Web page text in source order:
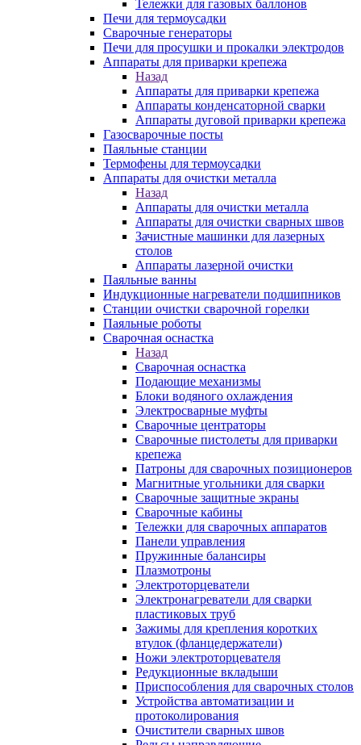
Тележки для газовых баллонов
Печи для термоусадки
Сварочные генераторы
Печи для просушки и прокалки электродов
Аппараты для приварки крепежа
Назад
Аппараты для приварки крепежа
Аппараты конденсаторной сварки
Аппараты дуговой приварки крепежа
Газосварочные посты
Паяльные станции
Термофены для термоусадки
Аппараты для очистки металла
Назад
Аппараты для очистки металла
Аппараты для очистки сварных швов
Зачистные машинки для лазерных
столов
Аппараты лазерной очистки
Паяльные ванны
Индукционные нагреватели подшипников
Станции очистки сварочной горелки
Паяльные роботы
Сварочная оснастка
Назад
Сварочная оснастка
Подающие механизмы
Блоки водяного охлаждения
Электросварные муфты
Сварочные центраторы
Сварочные пистолеты для приварки
крепежа
Патроны для сварочных позиционеров
Магнитные угольники для сварки
Сварочные защитные экраны
Сварочные кабины
Тележки для сварочных аппаратов
Панели управления
Пружинные балансиры
Плазмотроны
Электроторцеватели
Электронагреватели для сварки
пластиковых труб
Зажимы для крепления коротких
втулок (фланцедержатели)
Ножи электроторцевателя
Редукционные вкладыши
Приспособления для сварочных столов
Устройства автоматизации и
протоколирования
Очистители сварных швов